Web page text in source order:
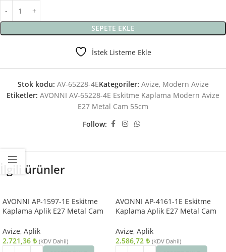
SEPETE EKLE
İstek Listeme Ekle
Stok kodu: AV-65228-4EKategoriler: Avize, Modern Avize
Etiketler: AVONNI AV-65228-4E Eskitme Kaplama Modern Avize
E27 Metal Cam 55cm
Follow:
İlgili ürünler
AVONNI AP-1597-1E Eskitme
Kaplama Aplik E27 Metal Cam
Avize, Aplik
2.721,36 ₺ (KDV Dahil)
AVONNI AP-4161-1E Eskitme
Kaplama Aplik E27 Metal Cam
Avize, Aplik
2.586,72 ₺ (KDV Dahil)